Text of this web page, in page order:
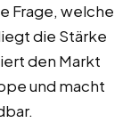
Frage, welche
die Stärke
den Markt
und macht